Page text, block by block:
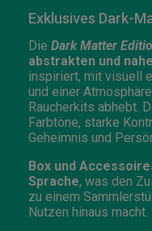
Exklusives Dark-
Die Dark Matter
abstrakten und
inspiriert, mit visuell
und einer
Raucherkits abhebt.
Farbtöne, starke
Geheimnis und
Box und
Sprache, was den
zu einem
Nutzen hinaus macht.